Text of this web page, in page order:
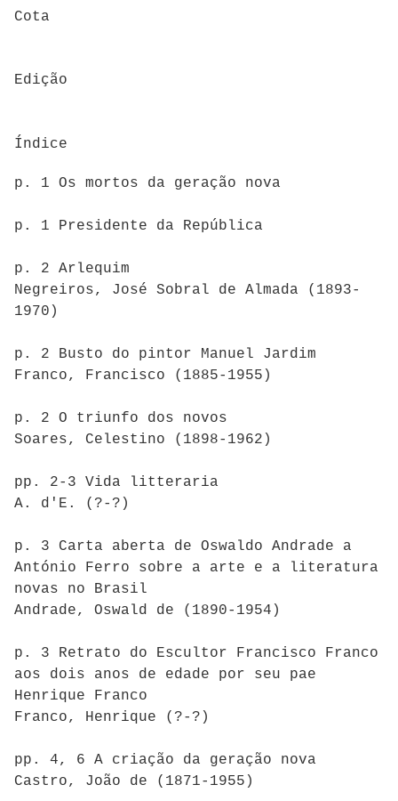
Cota
Edição
Índice
p. 1 Os mortos da geração nova
p. 1 Presidente da República
p. 2 Arlequim
Negreiros, José Sobral de Almada (1893-
1970)
p. 2 Busto do pintor Manuel Jardim
Franco, Francisco (1885-1955)
p. 2 O triunfo dos novos
Soares, Celestino (1898-1962)
pp. 2-3 Vida litteraria
A. d'E. (?-?)
p. 3 Carta aberta de Oswaldo Andrade a
António Ferro sobre a arte e a literatura
novas no Brasil
Andrade, Oswald de (1890-1954)
p. 3 Retrato do Escultor Francisco Franco
aos dois anos de edade por seu pae
Henrique Franco
Franco, Henrique (?-?)
pp. 4, 6 A criação da geração nova
Castro, João de (1871-1955)